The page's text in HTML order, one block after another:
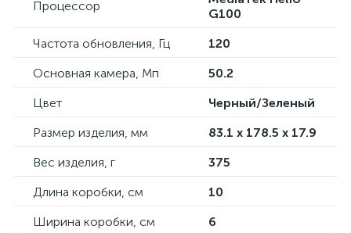
Процессор
G100
Частота обновления, Гц
120
Основная камера, Мп
50.2
Цвет
Черный/Зеленый
Размер изделия, мм
83.1 x 178.5 x 17.9
Вес изделия, г
375
Длина коробки, см
10
Ширина коробки, см
6